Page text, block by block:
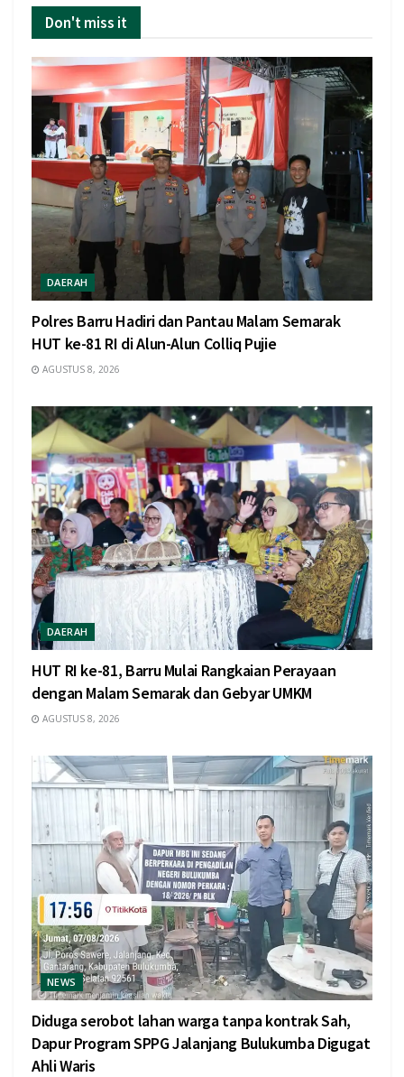
Don't miss it
DAERAH
Polres Barru Hadiri dan Pantau Malam Semarak
HUT ke-81 RI di Alun-Alun Colliq Pujie
AGUSTUS 8, 2026
DAERAH
HUT RI ke-81, Barru Mulai Rangkaian Perayaan
dengan Malam Semarak dan Gebyar UMKM
AGUSTUS 8, 2026
NEWS
Diduga serobot lahan warga tanpa kontrak Sah,
Dapur Program SPPG Jalanjang Bulukumba Digugat
Ahli Waris